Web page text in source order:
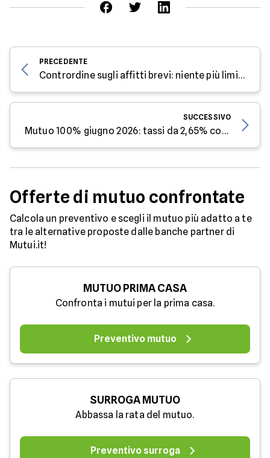
PRECEDENTE
Contrordine sugli affitti brevi: niente più limitazioni?
SUCCESSIVO
Mutuo 100% giugno 2026: tassi da 2,65% con Banca Sella e confronto con Intesa Sanpaolo
Offerte di mutuo confrontate
Calcola un preventivo e scegli il mutuo più adatto a te
tra le alternative proposte dalle banche partner di
Mutui.it!
MUTUO PRIMA CASA
Confronta i mutui per la prima casa.
Preventivo mutuo
SURROGA MUTUO
Abbassa la rata del mutuo.
Preventivo surroga